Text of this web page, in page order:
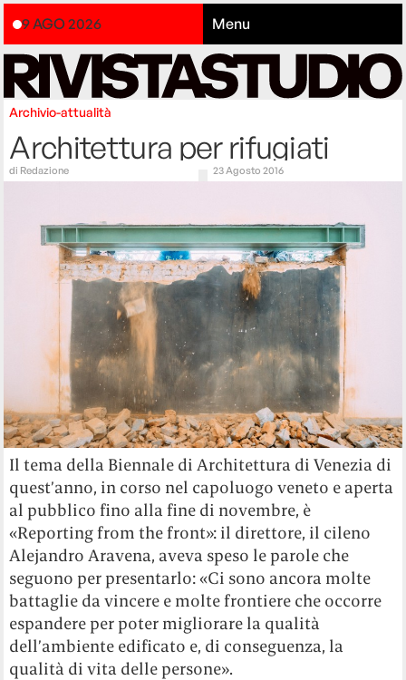
9 AGO 2026 Menu
Archivio-attualità
Architettura per rifugiati
di Redazione 23 Agosto 2016
Il tema della Biennale di Architettura di Venezia di
quest’anno, in corso nel capoluogo veneto e aperta
al pubblico fino alla fine di novembre, è
«Reporting from the front»: il direttore, il cileno
Alejandro Aravena, aveva speso le parole che
seguono per presentarlo: «Ci sono ancora molte
battaglie da vincere e molte frontiere che occorre
espandere per poter migliorare la qualità
dell’ambiente edificato e, di conseguenza, la
qualità di vita delle persone».